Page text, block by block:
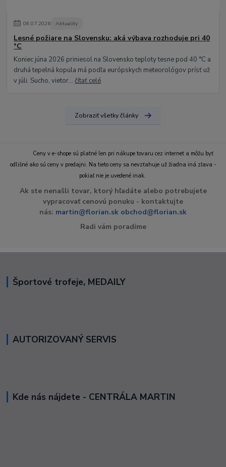
08.07.2026 Aktuality
Lesné požiare na Slovensku: aká výbava rozhoduje pri 40
°C
Koniec júna 2026 priniesol na Slovensko teploty tesne pod 40 °C a
druhá tepelná kopula má podľa európskych meteorológov prísť už
v júli. Sucho, vietor...čítať celé
Zobraziť všetky články
Ceny v e-shope sú platné len pri nákupe tovaru cez internet a môžu byť
odlišné ako sú ceny v predajni. Na tieto ceny sa nevzťahuje už žiadna iná zľava -
pokiaľ nie je uvedené inak.
Ak ste nenašli tovar, ktorý hľadáte alebo potrebujete
vypracovať cenovú ponuku - kontaktujte
nás: martin@florian.sk obchod@florian.sk
Radi vám poradíme
Športové trofeje, MEDAILY
AUTORIZOVANÝ SERVIS
Kde nás nájdete - CENTRÁLA MARTIN